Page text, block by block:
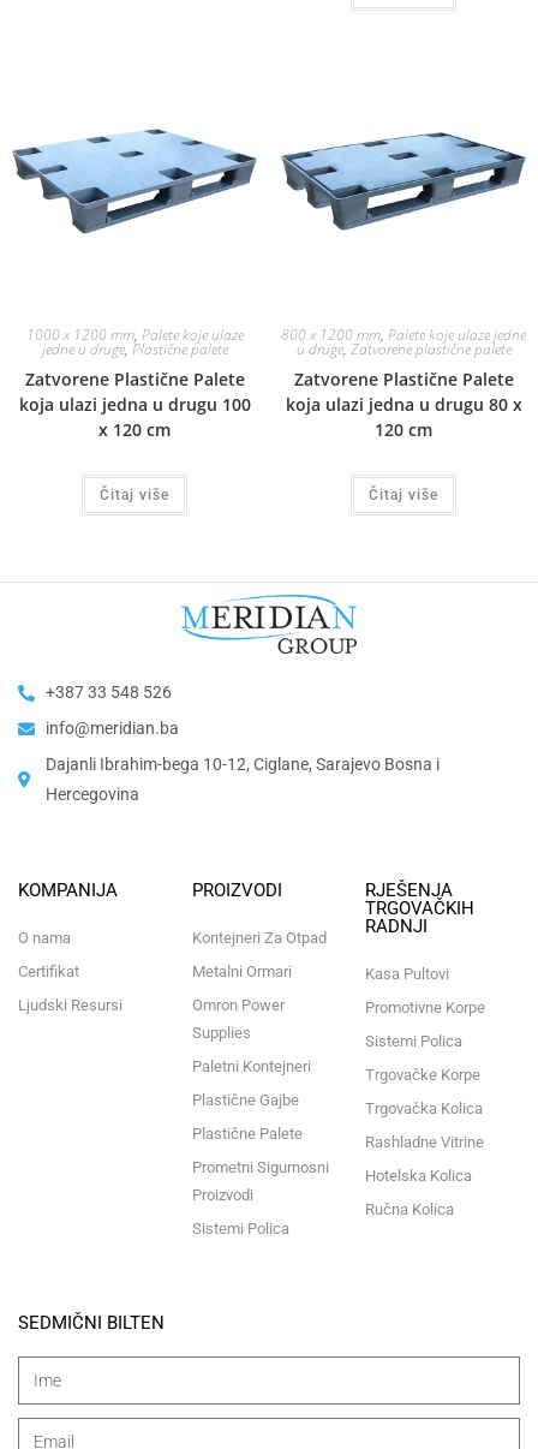
1000 x 1200 mm, Palete koje ulaze
jedne u druge, Plastične palete
Zatvorene Plastične Palete
koja ulazi jedna u drugu 100
x 120 cm
Čitaj više
800 x 1200 mm, Palete koje ulaze jedne
u druge, Zatvorene plastične palete
Zatvorene Plastične Palete
koja ulazi jedna u drugu 80 x
120 cm
Čitaj više
+387 33 548 526
info@meridian.ba
Dajanli Ibrahim-bega 10-12, Ciglane, Sarajevo Bosna i
Hercegovina​
KOMPANIJA
O nama
Certifikat
Ljudski Resursi
PROIZVODI
Kontejneri Za Otpad
Metalni Ormari
Omron Power
Supplies
Paletni Kontejneri
Plastične Gajbe
Plastične Palete
Prometni Sigurnosni
Proizvodi
Sistemi Polica
RJEŠENJA
TRGOVAČKIH
RADNJI
Kasa Pultovi
Promotivne Korpe
Sistemi Polica
Trgovačke Korpe
Trgovačka Kolica
Rashladne Vitrine
Hotelska Kolica
Ručna Kolica
SEDMIČNI BILTEN